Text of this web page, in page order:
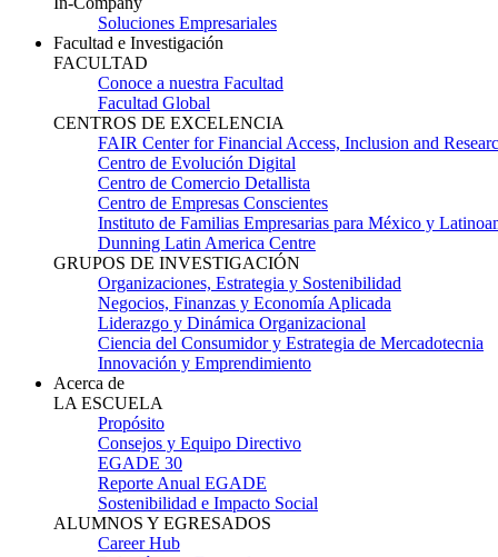
Soluciones Empresariales
Facultad e Investigación
FACULTAD
Conoce a nuestra Facultad
Facultad Global
CENTROS DE EXCELENCIA
FAIR Center for Financial Access, Inclusion and
Centro de Evolución Digital
Centro de Comercio Detallista
Centro de Empresas Conscientes
Instituto de Familias Empresarias para México y
Dunning Latin America Centre
GRUPOS DE INVESTIGACIÓN
Organizaciones, Estrategia y Sostenibilidad
Negocios, Finanzas y Economía Aplicada
Liderazgo y Dinámica Organizacional
Ciencia del Consumidor y Estrategia de Mercadotecnia
Innovación y Emprendimiento
Acerca de
LA ESCUELA
Propósito
Consejos y Equipo Directivo
EGADE 30
Reporte Anual EGADE
Sostenibilidad e Impacto Social
ALUMNOS Y EGRESADOS
Career Hub